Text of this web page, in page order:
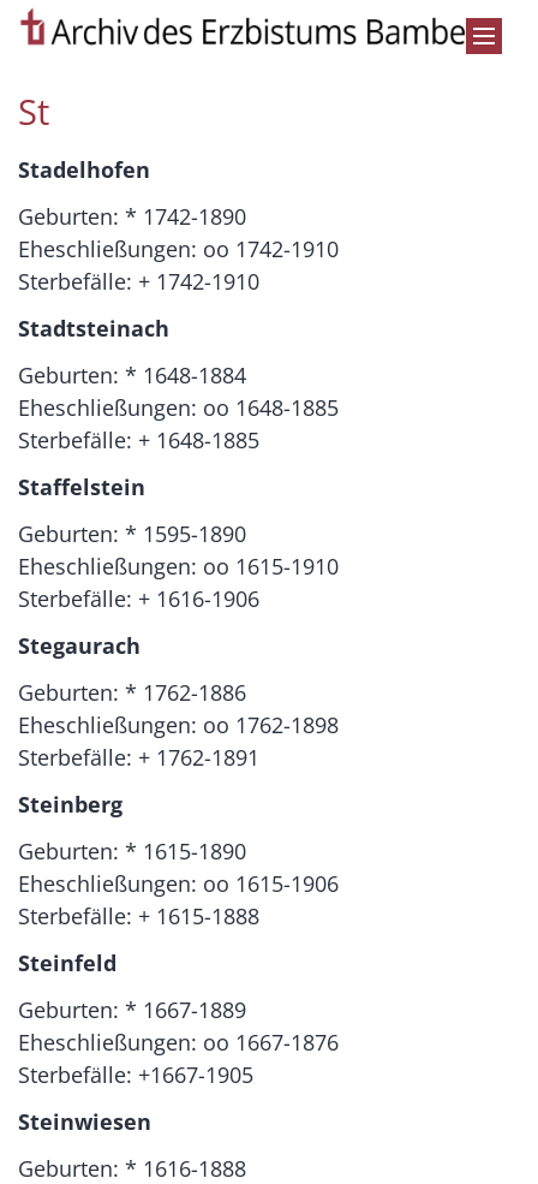
Zum Inhalt springen
St
Stadelhofen
Geburten: * 1742-1890
Eheschließungen: oo 1742-1910
Sterbefälle: + 1742-1910
Stadtsteinach
Geburten: * 1648-1884
Eheschließungen: oo 1648-1885
Sterbefälle: + 1648-1885
Staffelstein
Geburten: * 1595-1890
Eheschließungen: oo 1615-1910
Sterbefälle: + 1616-1906
Stegaurach
Geburten: * 1762-1886
Eheschließungen: oo 1762-1898
Sterbefälle: + 1762-1891
Steinberg
Geburten: * 1615-1890
Eheschließungen: oo 1615-1906
Sterbefälle: + 1615-1888
Steinfeld
Geburten: * 1667-1889
Eheschließungen: oo 1667-1876
Sterbefälle: +1667-1905
Steinwiesen
Geburten: * 1616-1888